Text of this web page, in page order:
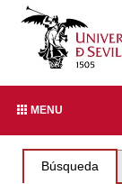
MENU
Búsqueda